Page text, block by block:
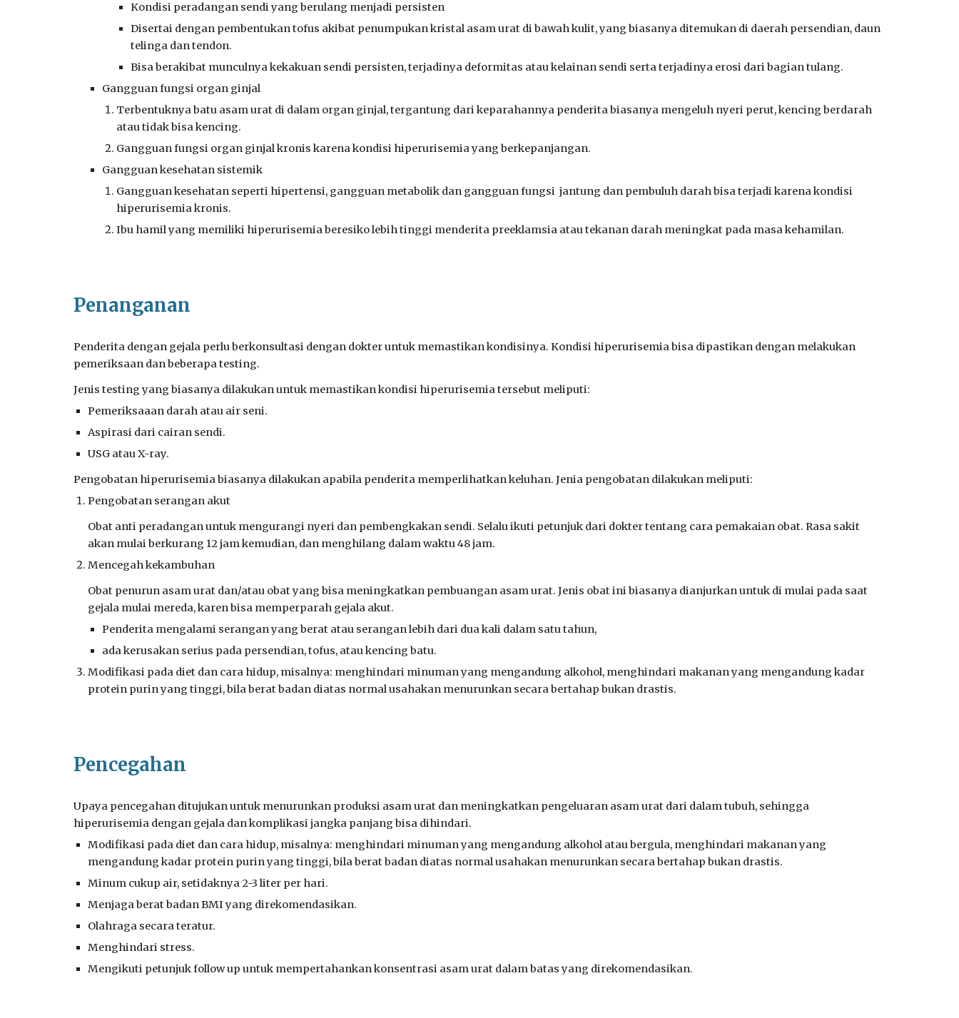
Kondisi peradangan sendi yang berulang menjadi persisten
Disertai dengan pembentukan tofus akibat penumpukan kristal asam urat di bawah kulit, yang biasanya ditemukan di daerah persendian, daun
telinga dan tendon.
Bisa berakibat munculnya kekakuan sendi persisten, terjadinya deformitas atau kelainan sendi serta terjadinya erosi dari bagian tulang.
Gangguan fungsi organ ginjal
Terbentuknya batu asam urat di dalam organ ginjal, tergantung dari keparahannya penderita biasanya mengeluh nyeri perut, kencing berdarah
atau tidak bisa kencing.
Gangguan fungsi organ ginjal kronis karena kondisi hiperurisemia yang berkepanjangan.
Gangguan kesehatan sistemik
Gangguan kesehatan seperti hipertensi, gangguan metabolik dan gangguan fungsi jantung dan pembuluh darah bisa terjadi karena kondisi
hiperurisemia kronis.
Ibu hamil yang memiliki hiperurisemia beresiko lebih tinggi menderita preeklamsia atau tekanan darah meningkat pada masa kehamilan.
Penanganan
Penderita dengan gejala perlu berkonsultasi dengan dokter untuk memastikan kondisinya. Kondisi hiperurisemia bisa dipastikan dengan melakukan
pemeriksaan dan beberapa testing.
Jenis testing yang biasanya dilakukan untuk memastikankondisi hiperurisemia tersebut meliputi:
Pemeriksaaan darah atau air seni.
Aspirasi dari cairan sendi.
USG atau X-ray.
Pengobatan hiperurisemia biasanya dilakukan apabila penderita memperlihatkan keluhan. Jenia pengobatan dilakukan meliputi:
Pengobatan serangan akut
Obat anti peradangan untuk mengurangi nyeri dan pembengkakan sendi. Selalu ikuti petunjuk dari doktertentang cara pemakaian obat. Rasa sakit
akan mulai berkurang 12 jamkemudian, dan menghilang dalam waktu 48 jam.
Mencegah kekambuhan
Obat penurunasam uratdan/atau obat yang bisa meningkatkan pembuangan asam urat. Jenis obat ini biasanya dianjurkan untuk di mulai pada saat
gejala mulai mereda, karen bisa memperparah gejala akut.
Penderita mengalami serangan yang berat atau serangan lebih dari dua kali dalam satu tahun,
ada kerusakan serius pada persendian, tofus, ataukencing batu.
Modifikasi pada diet dan cara hidup, misalnya: menghindari minuman yang mengandung alkohol, menghindari makanan yang mengandung kadar
protein purin yang tinggi, bila berat badan diatas normal usahakan menurunkan secara bertahap bukan drastis.
Pencegahan
Upaya pencegahan ditujukan untuk menurunkan produksi asam urat dan meningkatkan pengeluaran asam urat dari dalam tubuh, sehingga
hiperurisemia dengan gejala dan komplikasi jangka panjang bisa dihindari.
Modifikasi pada diet dan cara hidup, misalnya: menghindari minuman yang mengandung alkohol atau bergula, menghindari makanan yang
mengandung kadar protein purin yang tinggi, bila berat badan diatas normal usahakan menurunkan secara bertahap bukan drastis.
Minum cukup air, setidaknya 2-3 liter per hari.
Menjaga berat badan BMI yang direkomendasikan.
Olahraga secara teratur.
Menghindari stress.
Mengikuti petunjuk follow up untuk mempertahankan konsentrasi asam urat dalam batas yang direkomendasikan.